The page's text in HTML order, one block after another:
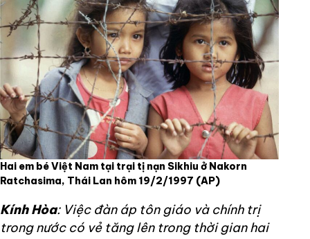
Hai em bé Việt Nam tại trại tị nạn Sikhiu ở Nakorn
Ratchasima, Thái Lan hôm 19/2/1997 (AP)
Kính Hòa: Việc đàn áp tôn giáo và chính trị
trong nước có vẻ tăng lên trong thời gian hai